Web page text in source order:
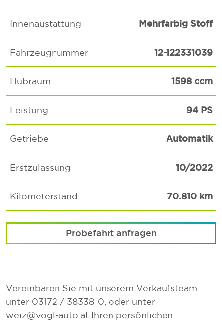
Innenaustattung Mehrfarbig Stoff
Fahrzeugnummer 12-122331039
Hubraum 1598 ccm
Leistung 94 PS
Getriebe Automatik
Erstzulassung 10/2022
Kilometerstand 70.810 km
Probefahrt anfragen
Vereinbaren Sie mit unserem Verkaufsteam
unter 03172 / 38338-0, oder unter
weiz@vogl-auto.at Ihren persönlichen